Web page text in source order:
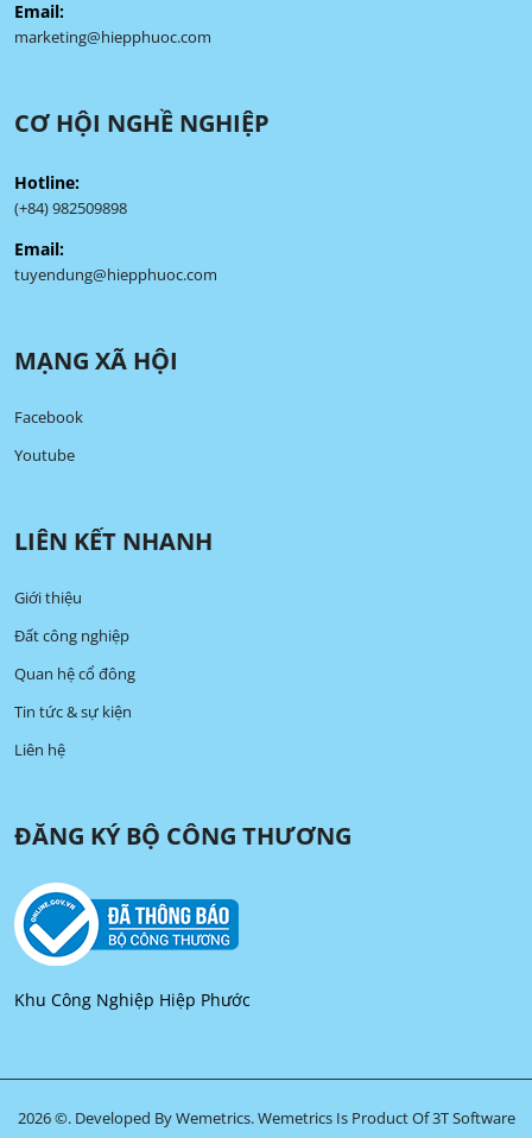
Email:
marketing@hiepphuoc.com
CƠ HỘI NGHỀ NGHIỆP
Hotline:
(+84) 982509898
Email:
tuyendung@hiepphuoc.com
MẠNG XÃ HỘI
Facebook
Youtube
LIÊN KẾT NHANH
Giới thiệu
Đất công nghiệp
Quan hệ cổ đông
Tin tức & sự kiện
Liên hệ
ĐĂNG KÝ BỘ CÔNG THƯƠNG
Khu Công Nghiệp Hiệp Phước
2026 ©. Developed By Wemetrics.Wemetrics Is Product Of 3T Software